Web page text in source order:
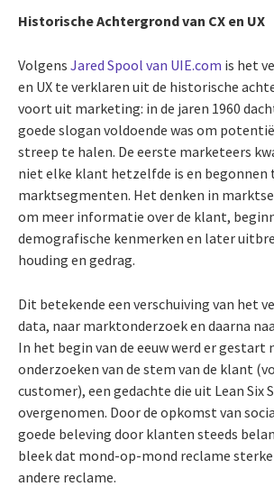
Historische Achtergrond van CX en UX
Volgens Jared Spool van UIE.com is het
en UX te verklaren uit de historische
voort uit marketing: in de jaren 1960
goede slogan voldoende was om
streep te halen. De eerste marketeers
niet elke klant hetzelfde is en begonnen
marktsegmenten. Het denken in
om meer informatie over de klant,
demografische kenmerken en later
houding en gedrag.
Dit betekende een verschuiving van het
data, naar marktonderzoek en daarna
In het begin van de eeuw werd er gestart
onderzoeken van de stem van de klant
customer), een gedachte die uit Lean Six
overgenomen. Door de opkomst van
goede beleving door klanten steeds
bleek dat mond-op-mond reclame
andere reclame.